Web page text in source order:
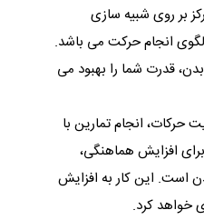
بر روی شبیه‌ سازی
انجام حرکت می باشد.
قدرت شما را بهبود می
حرکات، انجام تمارین با
افزایش هماهنگی،
است. این کار به افزایش
خواهد کرد.